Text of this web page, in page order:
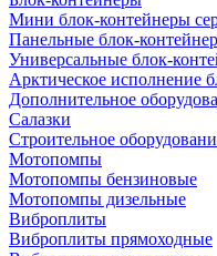
Мини блок-контейнеры
Панельные блок-
Универсальные блок-
Арктическое исполнение
Дополнительное
Салазки
Строительное
Мотопомпы
Мотопомпы бензиновые
Мотопомпы дизельные
Виброплиты
Виброплиты прямоходные